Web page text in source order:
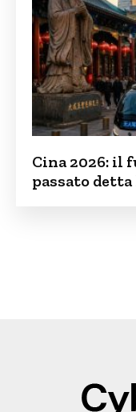
Cina 2026: il
passato detta